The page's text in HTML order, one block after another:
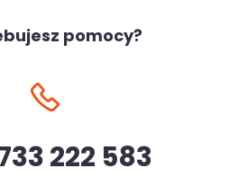
pomocy?
222 583